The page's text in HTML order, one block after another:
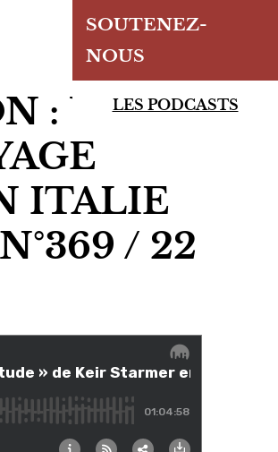
SOUTENEZ-
NOUS
LES PODCASTS
: UN
ITALIE
/ 22